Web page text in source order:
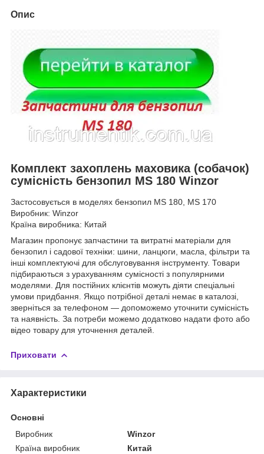
Опис
Комплект захоплень маховика (собачок)
сумісність бензопил MS 180 Winzor
Застосовується в моделях бензопил MS 180, MS 170
Виробник: Winzor
Країна виробника: Китай
Магазин пропонує запчастини та витратні матеріали для
бензопил і садової техніки: шини, ланцюги, масла, фільтри та
інші комплектуючі для обслуговування інструменту. Товари
підбираються з урахуванням сумісності з популярними
моделями. Для постійних клієнтів можуть діяти спеціальні
умови придбання. Якщо потрібної деталі немає в каталозі,
зверніться за телефоном — допоможемо уточнити сумісність
та наявність. За потреби можемо додатково надати фото або
відео товару для уточнення деталей.
Приховати
Характеристики
Основні
Виробник
Winzor
Країна виробник
Китай